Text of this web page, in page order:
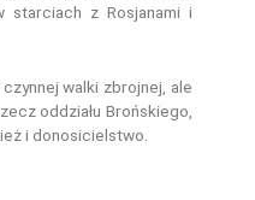
starciach z Rosjanami i
walki zbrojnej, ale
oddziału Brońskiego,
i donosicielstwo.